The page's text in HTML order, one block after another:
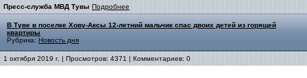
Пресс-служба МВД Тувы Подробнее
В Туве в поселке Хову-Аксы 12-летний мальчик спас двоих детей из горящей
квартиры
Рубрика: Новость дня
1 октября 2019 г. | Просмотров: 4371 | Комментариев: 0